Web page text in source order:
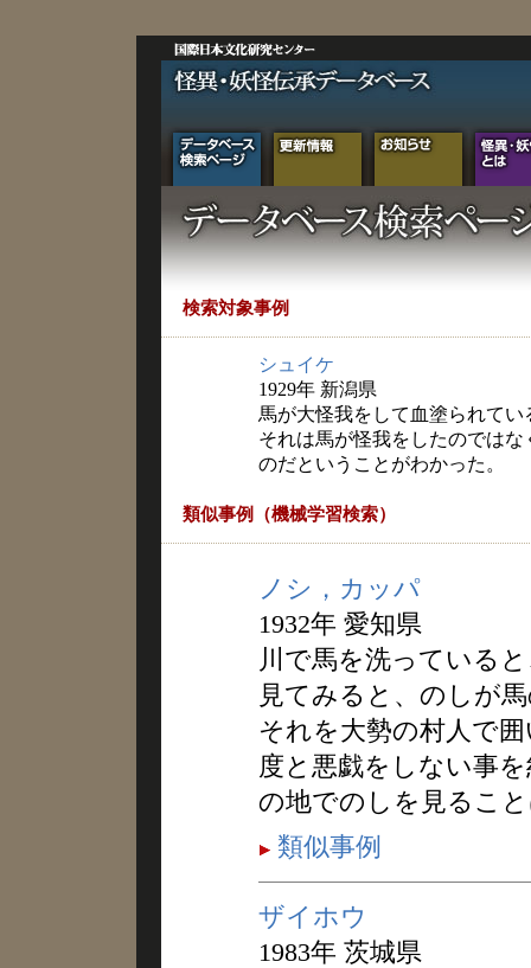
検索対象事例
シュイケ
1929年 新潟県
馬が大怪我をして血塗られて
それは馬が怪我をしたのでは
のだということがわかった。
類似事例（機械学習検索）
ノシ，カッパ
1932年 愛知県
川で馬を洗っている
見てみると、のしが
それを大勢の村人で
度と悪戯をしない事
の地でのしを見るこ
類似事例
ザイホウ
1983年 茨城県